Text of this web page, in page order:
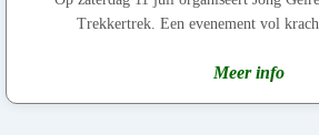
Trekkertrek. Een evenement vol
Meer info